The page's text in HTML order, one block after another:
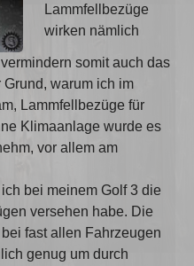
Lammfellbezüge
wirken nämlich
somit auch das
warum ich im
Lammfellbezüge für
Klimaanlage wurde es
vor allem am
bei meinem Golf 3 die
versehen habe. Die
fast allen Fahrzeugen
genug um durch